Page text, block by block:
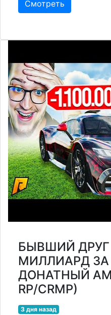
Смотреть
БЫВШИЙ ДРУГ
МИЛЛИАРД
ДОНАТНЫЙ
RP/CRMP)
3 дня назад